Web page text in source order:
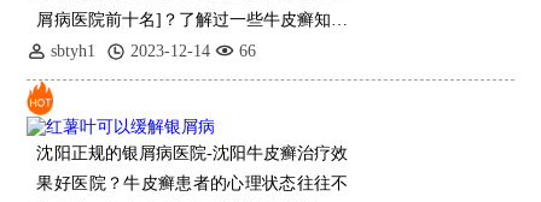
屑病医院前十名]？了解过一些牛皮癣知识
的sbtyh1 2023-12-14 66
沈阳正规的银屑病医院-沈阳牛皮癣治疗效
果好医院？牛皮癣患者的心理状态往往不